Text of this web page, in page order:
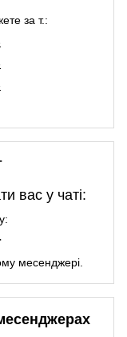
за т.:
вас у чаті:
месенджері.